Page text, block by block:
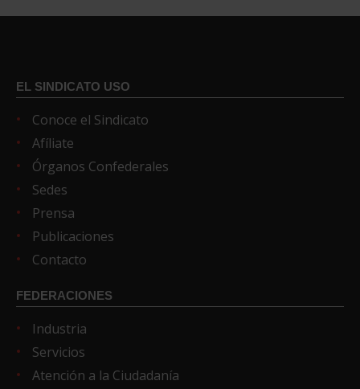
EL SINDICATO USO
Conoce el Sindicato
Afíliate
Órganos Confederales
Sedes
Prensa
Publicaciones
Contacto
FEDERACIONES
Industria
Servicios
Atención a la Ciudadanía